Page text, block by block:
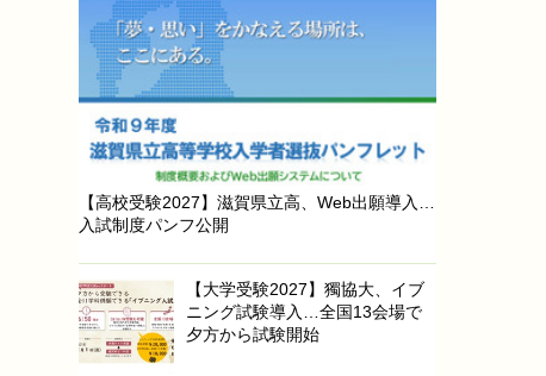
【高校受験2027】滋賀県立高、Web出願導入…
入試制度パンフ公開
【大学受験2027】獨協大、イブ
ニング試験導入…全国13会場で
夕方から試験開始